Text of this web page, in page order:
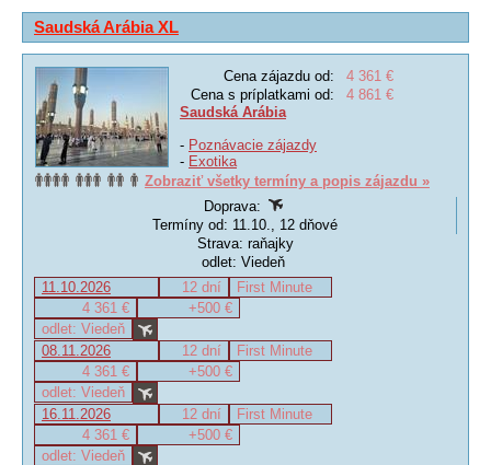
Saudská Arábia XL
Cena zájazdu od:
4 361 €
Cena s príplatkami od:
4 861 €
Saudská Arábia
- Poznávacie zájazdy
- Exotika
Zobraziť všetky termíny a popis zájazdu »
Doprava:
Termíny od: 11.10., 12 dňové
Strava: raňajky
odlet: Viedeň
11.10.2026
12 dní
First Minute
4 361 €
+500 €
odlet: Viedeň
08.11.2026
12 dní
First Minute
4 361 €
+500 €
odlet: Viedeň
16.11.2026
12 dní
First Minute
4 361 €
+500 €
odlet: Viedeň